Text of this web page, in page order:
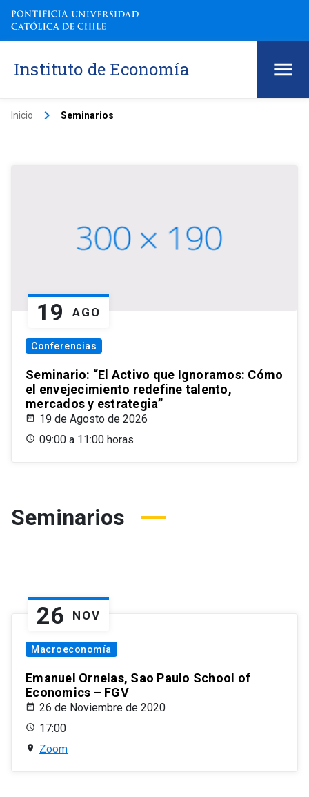
Instituto de Economía
Inicio keyboard_arrow_right Seminarios
19 AGO
Conferencias
Seminario: “El Activo que Ignoramos: Cómo
el envejecimiento redefine talento,
mercados y estrategia”
19 de Agosto de 2026
09:00 a 11:00 horas
Seminarios
26 NOV
Macroeconomía
Emanuel Ornelas, Sao Paulo School of
Economics – FGV
26 de Noviembre de 2020
17:00
Zoom